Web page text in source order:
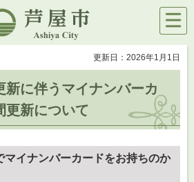
市
メニ
ュー
更新日：2026年1月1日
新に伴うマイナンバーカ
更新について
マイナンバーカードをお持ちのか